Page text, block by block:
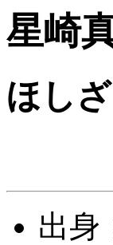
星崎
ほし
出身